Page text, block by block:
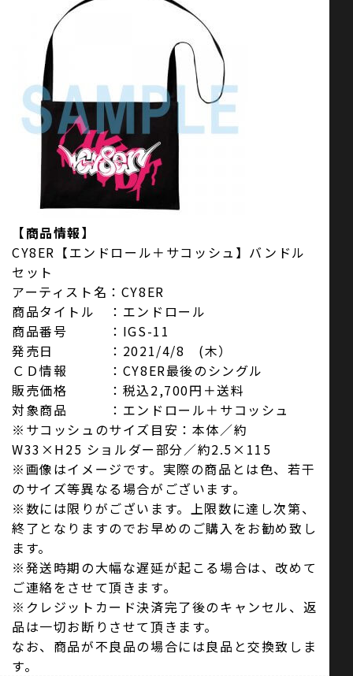
【商品情報】
CY8ER【エンドロール＋サコッシュ】バンドル
セット
アーティスト名：CY8ER
商品タイトル ：エンドロール
商品番号 ：IGS-11
発売日 ：2021/4/8 (木）
ＣＤ情報 ：CY8ER最後のシングル
販売価格 ：税込2,700円＋送料
対象商品 ：エンドロール＋サコッシュ
※サコッシュのサイズ目安：本体／約
W33×H25 ショルダー部分／約2.5×115
※画像はイメージです。実際の商品とは色、若干
のサイズ等異なる場合がございます。
※数には限りがございます。上限数に達し次第、
終了となりますのでお早めのご購入をお勧め致し
ます。
※発送時期の大幅な遅延が起こる場合は、改めて
ご連絡をさせて頂きます。
※クレジットカード決済完了後のキャンセル、返
品は一切お断りさせて頂きます。
なお、商品が不良品の場合には良品と交換致しま
す。